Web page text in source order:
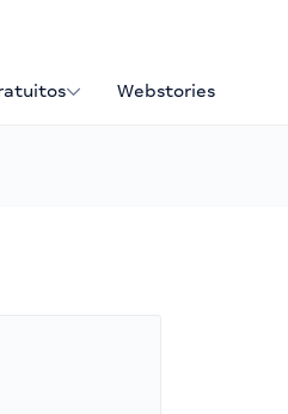
Webstories